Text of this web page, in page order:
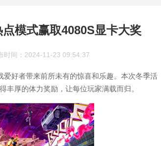
模式赢取4080S显卡大奖
时间：2024-11-23 09:54:37
好者带来前所未有的惊喜和乐趣。本次冬季活
厚的体力奖励，让每位玩家满载而归。